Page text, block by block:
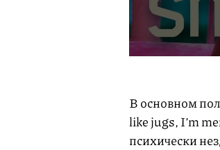
В основном
like jugs, I’m
психически